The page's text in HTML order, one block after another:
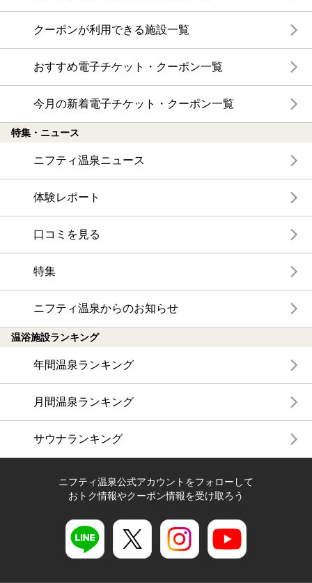
クーポンが利用できる施設一覧
おすすめ電子チケット・クーポン一覧
今月の新着電子チケット・クーポン一覧
特集・ニュース
ニフティ温泉ニュース
体験レポート
口コミを見る
特集
ニフティ温泉からのお知らせ
温浴施設ランキング
年間温泉ランキング
月間温泉ランキング
サウナランキング
ニフティ温泉公式アカウントをフォローして
おトク情報やクーポン情報を受け取ろう